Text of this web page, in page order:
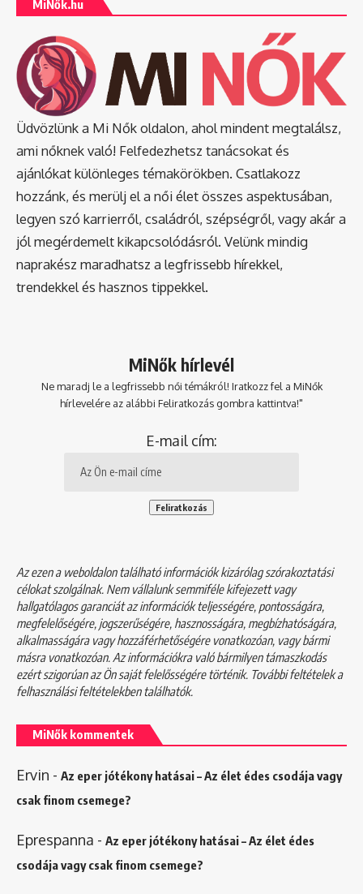
MiNők.hu
Üdvözlünk a Mi Nők oldalon, ahol mindent megtalálsz,
ami nőknek való! Felfedezhetsz tanácsokat és
ajánlókat különleges témakörökben. Csatlakozz
hozzánk, és merülj el a női élet összes aspektusában,
legyen szó karrierről, családról, szépségről, vagy akár a
jól megérdemelt kikapcsolódásról. Velünk mindig
naprakész maradhatsz a legfrissebb hírekkel,
trendekkel és hasznos tippekkel.
MiNők hírlevél
Ne maradj le a legfrissebb női témákról! Iratkozz fel a MiNők
hírlevelére az alábbi Feliratkozás gombra kattintva!"
E-mail cím:
Az ezen a weboldalon található információk kizárólag szórakoztatási
célokat szolgálnak. Nem vállalunk semmiféle kifejezett vagy
hallgatólagos garanciát az információk teljességére, pontosságára,
megfelelőségére, jogszerűségére, hasznosságára, megbízhatóságára,
alkalmasságára vagy hozzáférhetőségére vonatkozóan, vagy bármi
másra vonatkozóan. Az információkra való bármilyen támaszkodás
ezért szigorúan az Ön saját felelősségére történik. További feltételek a
felhasználási feltételekbentalálhatók.
MiNők kommentek
Ervin - Az eper jótékony hatásai – Az élet édes csodája vagy
csak finom csemege?
Eprespanna - Az eper jótékony hatásai – Az élet édes
csodája vagy csak finom csemege?